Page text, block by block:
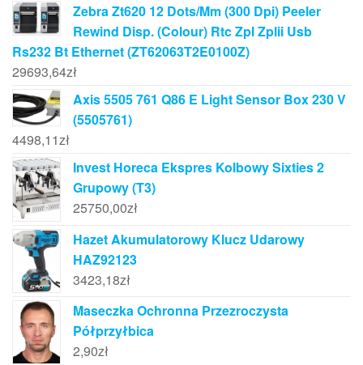
Zebra Zt620 12 Dots/Mm (300 Dpi) Peeler
Rewind Disp. (Colour) Rtc Zpl Zplii Usb
Rs232 Bt Ethernet (ZT62063T2E0100Z)
29693,64zł
Axis 5505 761 Q86 E Light Sensor Box 230 V
(5505761)
4498,11zł
Invest Horeca Ekspres Kolbowy Sixties 2
Grupowy (T3)
25750,00zł
Hazet Akumulatorowy Klucz Udarowy
HAZ92123
3423,18zł
Maseczka Ochronna Przezroczysta
Półprzyłbica
2,90zł